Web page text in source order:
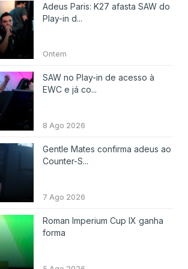
Adeus Paris: K27 afasta SAW do
Play-in d...
Ontem
SAW no Play-in de acesso à
EWC e já co...
8 Ago 2026
Gentle Mates confirma adeus ao
Counter-S...
7 Ago 2026
Roman Imperium Cup IX ganha
forma